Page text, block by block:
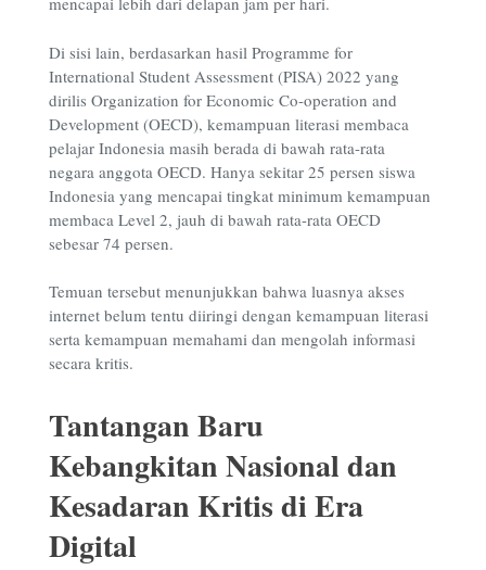
Di sisi lain, berdasarkan hasil Programme for
International Student Assessment (PISA) 2022 yang
dirilis Organization for Economic Co-operation and
Development (OECD), kemampuan literasi membaca
pelajar Indonesia masih berada di bawah rata-rata
negara anggota OECD. Hanya sekitar 25 persen siswa
Indonesia yang mencapai tingkat minimum kemampuan
membaca Level 2, jauh di bawah rata-rata OECD
sebesar 74 persen.
Temuan tersebut menunjukkan bahwa luasnya akses
internet belum tentu diiringi dengan kemampuan literasi
serta kemampuan memahami dan mengolah informasi
secara kritis.
Tantangan Baru
Kebangkitan Nasional dan
Kesadaran Kritis di Era
Digital